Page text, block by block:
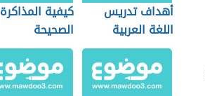
أهداف تدريس
اللغة العربية
كيفية المذاكرة
الصحيحة